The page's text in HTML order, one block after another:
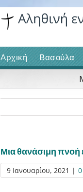
Αρχική Βασούλα
Μια θανάσιμη πνοή
9 Ιανουαρίου, 2021 |